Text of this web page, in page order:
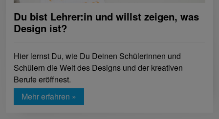
Du bist Lehrer:in und willst zeigen, was
Design ist?
Hier lernst Du, wie Du Deinen Schülerinnen und
Schülern die Welt des Designs und der kreativen
Berufe eröffnest.
Mehr erfahren »